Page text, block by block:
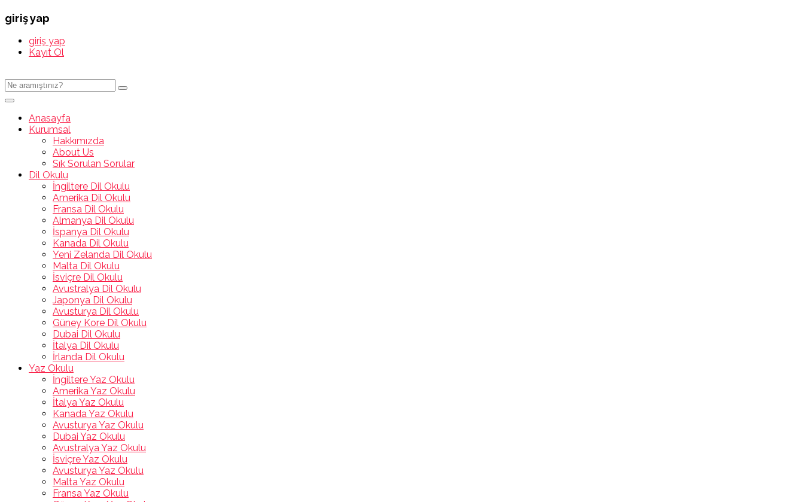
giriş yap
giriş yap
Kayıt Ol
Anasayfa
Kurumsal
Hakkımızda
About Us
Sık Sorulan Sorular
Dil Okulu
İngiltere Dil Okulu
Amerika Dil Okulu
Fransa Dil Okulu
Almanya Dil Okulu
İspanya Dil Okulu
Kanada Dil Okulu
Yeni Zelanda Dil Okulu
Malta Dil Okulu
İsviçre Dil Okulu
Avustralya Dil Okulu
Japonya Dil Okulu
Avusturya Dil Okulu
Güney Kore Dil Okulu
Dubai Dil Okulu
İtalya Dil Okulu
İrlanda Dil Okulu
Yaz Okulu
İngiltere Yaz Okulu
Amerika Yaz Okulu
İtalya Yaz Okulu
Kanada Yaz Okulu
Avusturya Yaz Okulu
Dubai Yaz Okulu
Avustralya Yaz Okulu
İsviçre Yaz Okulu
Avusturya Yaz Okulu
Malta Yaz Okulu
Fransa Yaz Okulu